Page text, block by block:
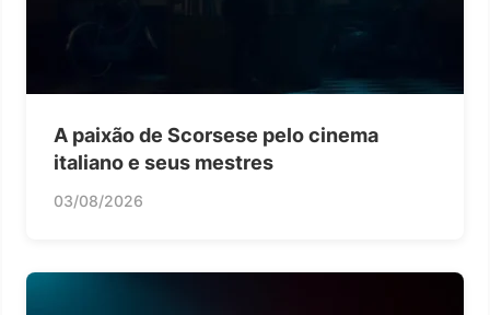
A paixão de Scorsese pelo cinema
italiano e seus mestres
03/08/2026